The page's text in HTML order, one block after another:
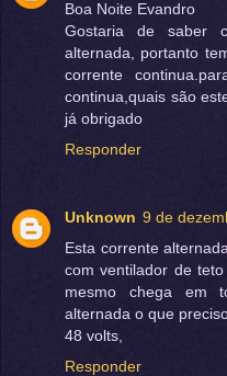
Boa Noite Evandro
Gostaria de saber
alternada, portanto
corrente
continua,quais são
já obrigado
Responder
Unknown 9 de
Esta corrente
com ventilador de
mesmo chega em
alternada o que
48 volts,
Responder